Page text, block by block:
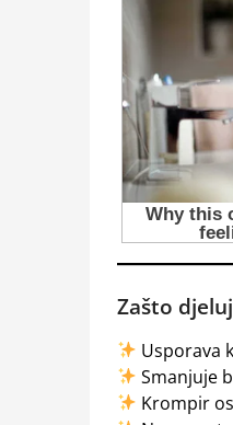
Zašto
Usporava
Smanjuje
Krompir